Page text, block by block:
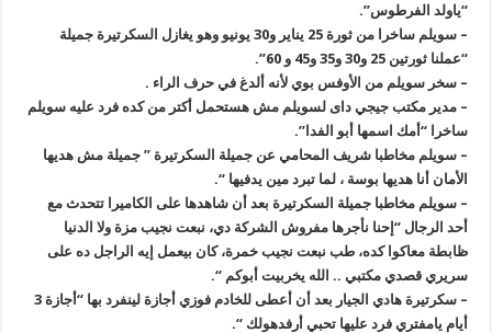
“ياولد الفرطوس”.
– سويلم ساخرا من ثورة 25 يناير و30 يونيو وهو يغازل السكرتيرة جميلة
“عملنا ثورتين 25 و30 و35 و45 و 60”.
– سخر سويلم من الأوفس بوي لأنه ألدغ في حرف الراء .
– مدير مكتب جيجي داى لسويلم مش هستحمل أكتر من كده فرد عليه سويلم
ساخرا “أمك اسمها أبو الفدا”.
– سويلم مخاطبا شريف المحامي عن جميلة السكرتيرة ” جميلة مش هديها
الأمان أنا هديها بوسة ، لما تبرد مين يدفيها “.
– سويلم مخاطبا جميلة السكرتيرة بعد أن شاهدها على الكاميرا تتحدث مع
أحد الرجال “إحنا نأجرها مفروش الشركة دي، نبعت نجيب مزة ولا الدنيا
ظابطة معاكوا كده، طب نبعت نجيب خمرة، كان بيعمل إيه الراجل ده على
سريري قصدي مكتبي .. الله يخربيت أبوكم “.
– سكرتيرة هادي الجيار بعد أن أعطى للخادم فوزي أجازة لينفرد بها “أجازة 3
أيام يامفتري فرد عليها تحبي أرفدهولك “.